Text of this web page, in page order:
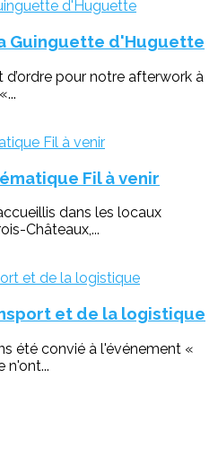
Guinguette d'Huguette
pour notre afterwork à
Fil à venir
dans les locaux
Châteaux,...
et de la logistique
été convié à l'événement «
n'ont...